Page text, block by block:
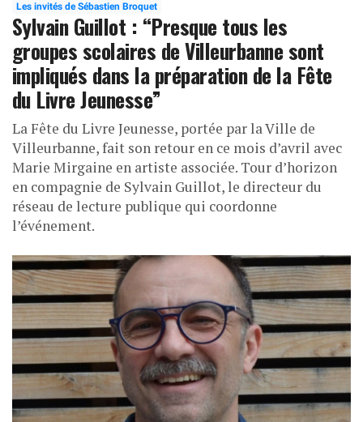
Les invités de Sébastien Broquet
Sylvain Guillot : “Presque tous les
groupes scolaires de Villeurbanne sont
impliqués dans la préparation de la Fête
du Livre Jeunesse”
La Fête du Livre Jeunesse, portée par la Ville de
Villeurbanne, fait son retour en ce mois d’avril avec
Marie Mirgaine en artiste associée. Tour d’horizon
en compagnie de Sylvain Guillot, le directeur du
réseau de lecture publique qui coordonne
l’événement.